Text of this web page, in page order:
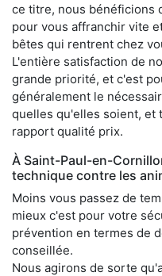
ce titre, nous bénéficions
pour vous affranchir vite
bêtes qui rentrent chez
L'entière satisfaction de
grande priorité, et c'est
généralement le
quelles qu'elles soient, et
rapport qualité prix.
À Saint-Paul-en-
technique contre les
Moins vous passez de
mieux c'est pour votre
prévention en termes de
conseillée.
Nous agirons de sorte